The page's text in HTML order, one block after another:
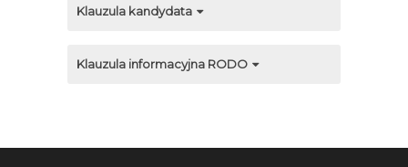
Klauzula kandydata
Klauzula informacyjna RODO